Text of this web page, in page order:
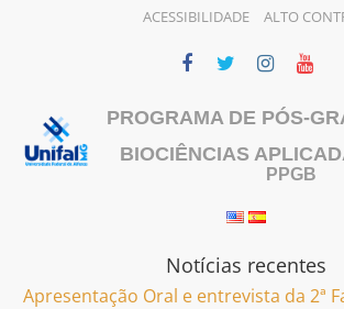
ACESSIBILIDADE ALTO
conteúdo
PROGRAMA DE PÓS-
BIOCIÊNCIAS
PPGB
Notícias recentes
Apresentação Oral e entrevista da 2ª